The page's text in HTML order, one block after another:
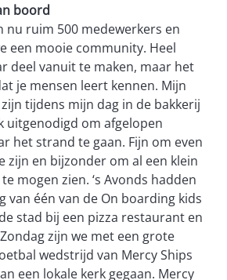
boord
nu ruim 500 medewerkers en
een mooie community. Heel
deel vanuit te maken, maar het
je mensen leert kennen. Mijn
tijdens mijn dag in de bakkerij
uitgenodigd om afgelopen
het strand te gaan. Fijn om even
zijn en bijzonder om al een klein
mogen zien. ‘s Avonds hadden
van één van de On boarding kids
stad bij een pizza restaurant en
zijn we met een grote
wedstrijd van Mercy Ships
een lokale kerk gegaan. Mercy